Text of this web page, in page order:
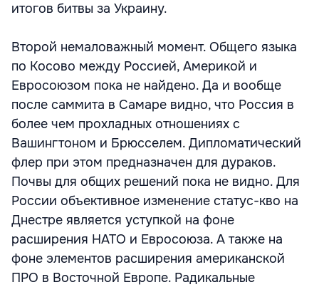
итогов битвы за Украину.
Второй немаловажный момент. Общего языка
по Косово между Россией, Америкой и
Евросоюзом пока не найдено. Да и вообще
после саммита в Самаре видно, что Россия в
более чем прохладных отношениях с
Вашингтоном и Брюсселем. Дипломатический
флер при этом предназначен для дураков.
Почвы для общих решений пока не видно. Для
России объективное изменение статус-кво на
Днестре является уступкой на фоне
расширения НАТО и Евросоюза. А также на
фоне элементов расширения американской
ПРО в Восточной Европе. Радикальные